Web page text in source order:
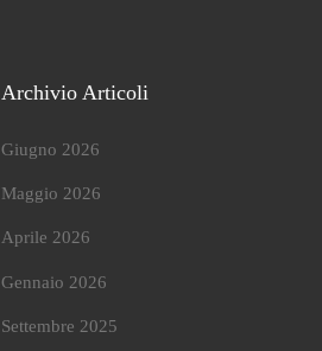
Archivio Articoli
Giugno 2026
Maggio 2026
Aprile 2026
Gennaio 2026
Settembre 2025